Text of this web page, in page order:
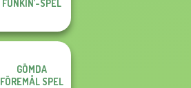
FUNKIN’-SPEL
GÖMDA
FÖREMÅL SPEL